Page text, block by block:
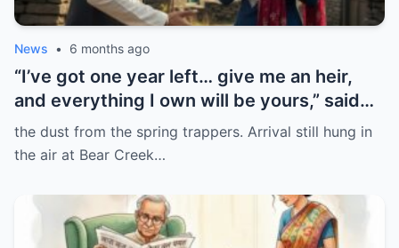
News • 6 months ago
“I’ve got one year left… give me an heir,
and everything I own will be yours,” said
the mountain man/hi
the dust from the spring trappers. Arrival still hung in
the air at Bear Creek…